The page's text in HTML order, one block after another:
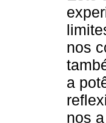
nos
a
nos